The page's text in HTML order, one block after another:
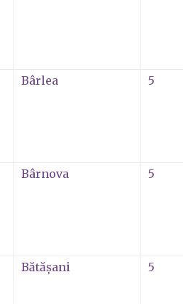
Bârlea 5
Bârnova 5
Bătăşani 5